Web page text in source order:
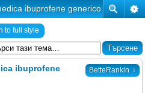
ibuprofene generico senza ri
to full style
BetteRankin ↓
ibuprofene